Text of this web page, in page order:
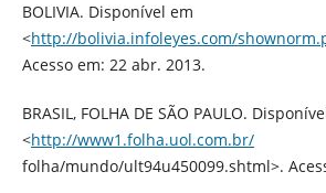
BOLIVIA. Disponível em
<http://bolivia.infoleyes.com/
Acesso em: 22 abr. 2013.
BRASIL, FOLHA DE SÃO PAULO.
<http://www1.folha.uol.com.br/
folha/mundo/ult94u450099.shtml>.